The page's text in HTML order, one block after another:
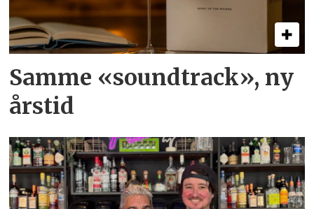
Samme «soundtrack», ny
årstid